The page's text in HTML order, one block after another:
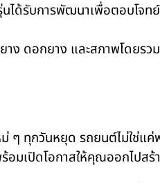
ได้รับการพัฒนาเพื่อตอบโจท
ดอกยาง และสภาพโดยรวม
ๆ ทุกวันหยุด รถยนต์ไม่ใช่แ
มเปิดโอกาสให้คุณออกไปส